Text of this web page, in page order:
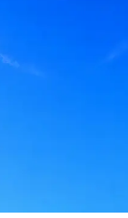
с AI: рынки,